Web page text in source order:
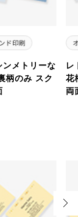
ンメトリーな
柄のみ スク
レ
花
両
Next